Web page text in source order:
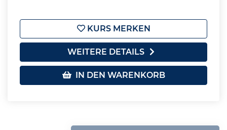
KURS MERKEN
WEITERE DETAILS
IN DEN WARENKORB